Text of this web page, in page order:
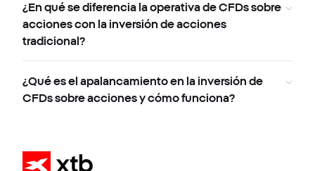
¿En qué se diferencia la operativa de CFDs sobre
acciones con la inversión de acciones
tradicional?
¿Qué es el apalancamiento en la inversión de
CFDs sobre acciones y cómo funciona?